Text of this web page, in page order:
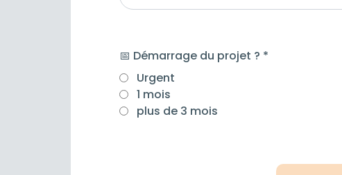
📅 Démarrage du projet ? *
Urgent
1 mois
plus de 3 mois